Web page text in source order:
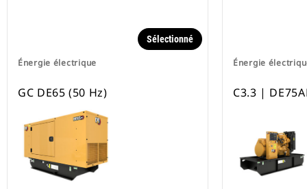
Énergie électrique
Sélectionné
GC DE65 (50 Hz)
Énergie
C3.3 |